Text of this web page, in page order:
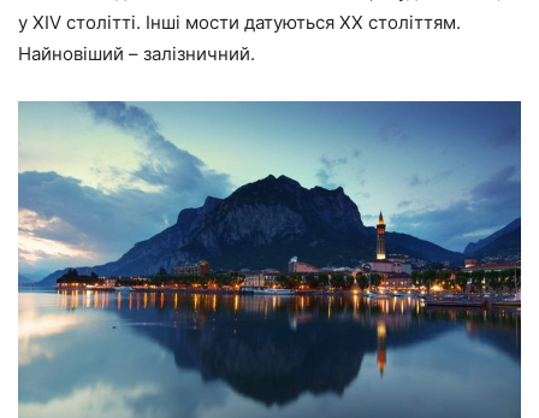
у XIV столітті. Інші мости датуються ХХ століттям.
Найновіший – залізничний.